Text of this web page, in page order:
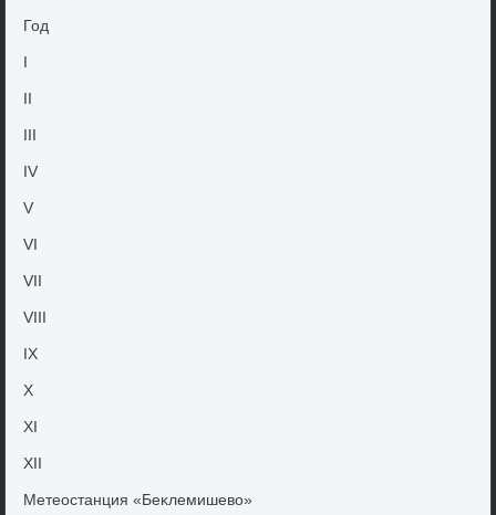
Год
I
II
III
IV
V
VI
VII
VIII
IX
X
XI
XII
Метеостанция «Беκлемишевο»